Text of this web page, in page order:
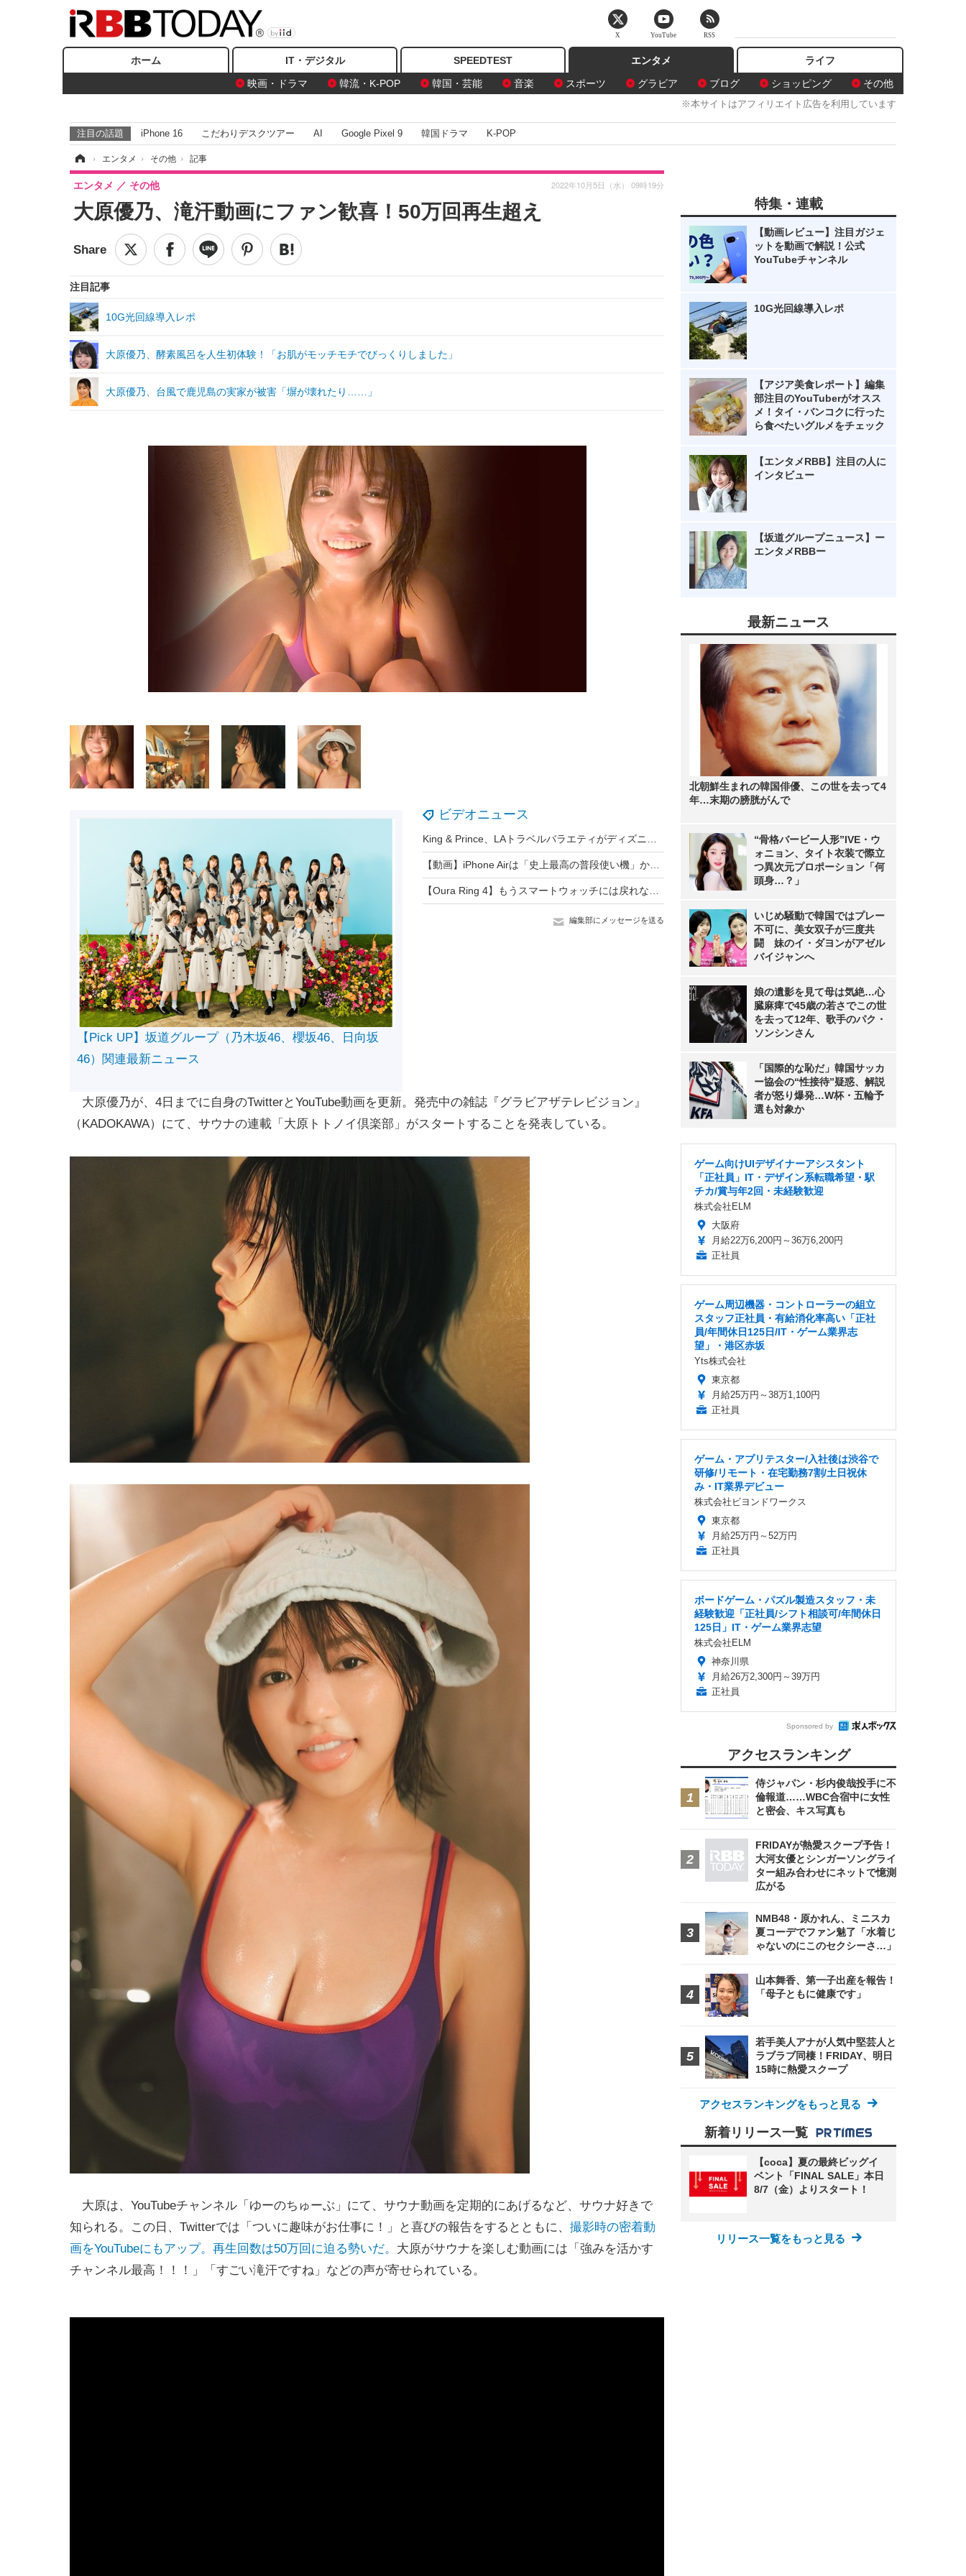
ホーム IT・デジタル SPEEDTEST
エンタメ
映画・ドラマ
韓流・K-POP 韓国・芸能 音楽 スポーツ グラビア ブログ ショッピング その他
ライフ
※本サイトはアフィリエイト広告を利用しています
注目の話題 iPhone 16 こだわりデスクツアー AI Google Pixel 9 韓国ドラマ K-POP
› エンタメ › その他 › 記事
大原優乃、滝汗動画にファン歓喜！50万回再生超え
エンタメ その他 2022年10月5日（水） 09時19分
注目記事
10G光回線導入レポ
大原優乃、酵素風呂を人生初体験！「お肌がモッチモチでびっくりしました」
大原優乃、台風で鹿児島の実家が被害「塀が壊れたり……」
ビデオニュース
編集部にメッセージを送る
【Pick UP】坂道グループ（乃木坂46、櫻坂46、日向坂
46）関連最新ニュース
大原優乃が、4日までに自身のTwitterとYouTube動画を更新。発売中の雑誌『グラビアザテレビジョン』
（KADOKAWA）にて、サウナの連載「大原トトノイ倶楽部」がスタートすることを発表している。
大原は、YouTubeチャンネル「ゆーのちゅーぶ」にて、サウナ動画を定期的にあげるなど、サウナ好きで
知られる。この日、Twitterでは「ついに趣味がお仕事に！」と喜びの報告をするとともに、 撮影時の密着動
画をYouTubeにもアップ。再生回数は50万回に迫る勢いだ。 大原がサウナを楽しむ動画には「強みを活かす
チャンネル最高！！！」「すごい滝汗ですね」などの声が寄せられている。
特集・連載
【動画レビュー】注目ガジェ
ットを動画で解説！公式
YouTubeチャンネル
10G光回線導入レポ
【アジア美食レポート】編集
部注目のYouTuberがオスス
メ！タイ・バンコクに行った
ら食べたいグルメをチェック
【エンタメRBB】注目の人に
インタビュー
【坂道グループニュース】ー
エンタメRBBー
最新ニュース
北朝鮮生まれの韓国俳優、この世を去って4
年…末期の膀胱がんで
“骨格バービー人形”IVE・ウ
ォニョン、タイト衣装で際立
つ異次元プロポーション「何
頭身…？」
いじめ騒動で韓国ではプレー
不可に、美女双子が三度共
闘 妹のイ・ダヨンがアゼル
バイジャンへ
娘の遺影を見て母は気絶…心
臓麻痺で45歳の若さでこの世
を去って12年、歌手のパク・
ソンシンさん
「国際的な恥だ」韓国サッカ
ー協会の“性接待”疑惑、解説
者が怒り爆発…W杯・五輪予
選も対象か
ゲーム向けUIデザイナーアシスタント
「正社員」IT・デザイン系転職希望・駅
チカ/賞与年2回・未経験歓迎
株式会社ELM
大阪府
月給22万6,200円～36万6,200円
正社員
ゲーム周辺機器・コントローラーの組立
スタッフ正社員・有給消化率高い「正社
員/年間休日125日/IT・ゲーム業界志
望」・港区赤坂
Yts株式会社
東京都
月給25万円～38万1,100円
正社員
ゲーム・アプリテスター/入社後は渋谷で
研修/リモート・在宅勤務7割/土日祝休
み・IT業界デビュー
株式会社ビヨンドワークス
東京都
月給25万円～52万円
正社員
ボードゲーム・パズル製造スタッフ・未
経験歓迎「正社員/シフト相談可/年間休日
125日」IT・ゲーム業界志望
株式会社ELM
神奈川県
月給26万2,300円～39万円
正社員
Sponsored by
アクセスランキング
侍ジャパン・杉内俊哉投手に不
倫報道……WBC合宿中に女性
と密会、キス写真も
FRIDAYが熱愛スクープ予告！
大河女優とシンガーソングライ
ター組み合わせにネットで憶測
広がる
NMB48・原かれん、ミニスカ
夏コーデでファン魅了「水着じ
ゃないのにこのセクシーさ…」
山本舞香、第一子出産を報告！
「母子ともに健康です」
若手美人アナが人気中堅芸人と
ラブラブ同棲！FRIDAY、明日
15時に熱愛スクープ
アクセスランキングをもっと見る
新着リリース一覧
【coca】夏の最終ビッグイ
ベント「FINAL SALE」本日
8/7（金）よりスタート！
リリース一覧をもっと見る
X YouTube RSS